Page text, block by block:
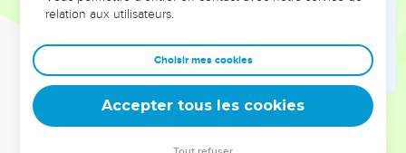
56
le fils », avait dit le roi.
Quand David fut de retour après avoir tué le Philistin,
Abner le prit et le conduisit devant Saül. David tenait à la
main la tête du Philistin.
Saül lui dit : « De qui es-tu le fils, jeune homme ? » Et
relation aux utilisateurs.
Choisir mes cookies
Accepter tous les cookies